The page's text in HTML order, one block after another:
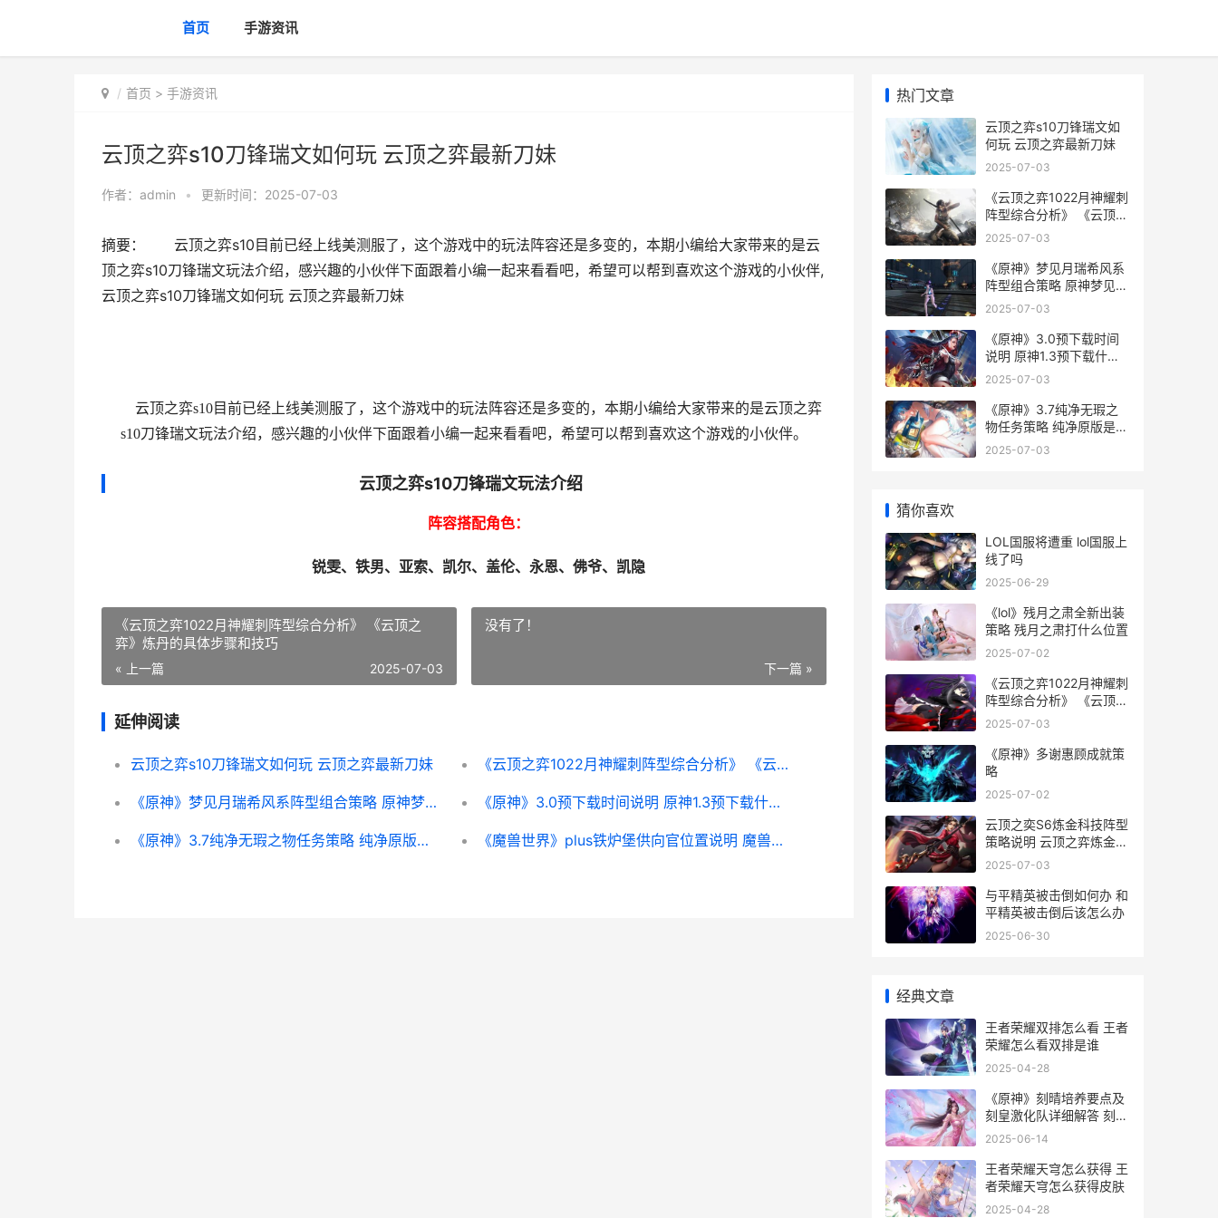
首页 手游资讯
首页 > 手游资讯
云顶之弈s10刀锋瑞文如何玩 云顶之弈最新刀妹
作者： admin • 更新时间：2025-07-03
摘要： 云顶之弈s10目前已经上线美测服了，这个游戏中的玩法阵容还是多变的，本期小编给大家带来的是云
顶之弈s10刀锋瑞文玩法介绍，感兴趣的小伙伴下面跟着小编一起来看看吧，希望可以帮到喜欢这个游戏的小伙伴,
云顶之弈s10刀锋瑞文如何玩 云顶之弈最新刀妹
云顶之弈s10目前已经上线美测服了，这个游戏中的玩法阵容还是多变的，本期小编给大家带来的是云顶之弈
s10刀锋瑞文玩法介绍，感兴趣的小伙伴下面跟着小编一起来看看吧，希望可以帮到喜欢这个游戏的小伙伴。
云顶之弈s10刀锋瑞文玩法介绍
阵容搭配角色：
锐雯、铁男、亚索、凯尔、盖伦、永恩、佛爷、凯隐
《云顶之弈1022月神耀刺阵型综合分析》 《云顶之
弈》炼丹的具体步骤和技巧
« 上一篇 2025-07-03
没有了！
下一篇 »
延伸阅读
云顶之弈s10刀锋瑞文如何玩 云顶之弈最新刀妹 《云顶之弈1022月神耀刺阵型综合分析》 《云顶之弈》炼丹的具体步骤和技巧
《原神》梦见月瑞希风系阵型组合策略 原神梦见月瑞希配队 《原神》3.0预下载时间说明 原神1.3预下载什么时候
《原神》3.7纯净无瑕之物任务策略 纯净原版是什么意思 《魔兽世界》plus铁炉堡供向官位置说明 魔兽世界plus版本玩什么职业好
热门文章
云顶之弈s10刀锋瑞文如
何玩 云顶之弈最新刀妹
2025-07-03
《云顶之弈1022月神耀刺
阵型综合分析》 《云顶之
弈》炼丹的具体步骤和技
2025-07-03
《原神》梦见月瑞希风系
阵型组合策略 原神梦见月
瑞希配队
2025-07-03
《原神》3.0预下载时间
说明 原神1.3预下载什么
时候
2025-07-03
《原神》3.7纯净无瑕之
物任务策略 纯净原版是什
么意思
2025-07-03
猜你喜欢
LOL国服将遭重 lol国服上
线了吗
2025-06-29
《lol》残月之肃全新出装
策略 残月之肃打什么位置
2025-07-02
《云顶之弈1022月神耀刺
阵型综合分析》 《云顶之
弈》炼丹的具体步骤和技
2025-07-03
《原神》多谢惠顾成就策
略
2025-07-02
云顶之奕S6炼金科技阵型
策略说明 云顶之弈炼金阵
容
2025-07-03
与平精英被击倒如何办 和
平精英被击倒后该怎么办
2025-06-30
经典文章
王者荣耀双排怎么看 王者
荣耀怎么看双排是谁
2025-04-28
《原神》刻晴培养要点及
刻皇激化队详细解答 刻晴
培养材料
2025-06-14
王者荣耀天穹怎么获得 王
者荣耀天穹怎么获得皮肤
2025-04-28